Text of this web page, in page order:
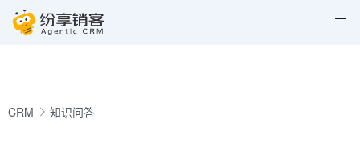
CRM 知识问答